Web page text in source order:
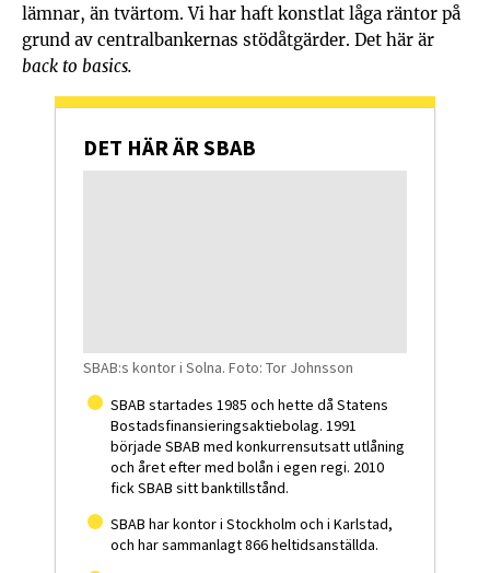
lämnar, än tvärtom. Vi har haft konstlat låga räntor på
grund av centralbankernas stödåtgärder. Det här är
back to basics.
DET HÄR ÄR SBAB
SBAB:s kontor i Solna. Foto: Tor Johnsson
SBAB startades 1985 och hette då Statens
Bostadsfinansieringsaktiebolag. 1991
började SBAB med konkurrensutsatt utlåning
och året efter med bolån i egen regi. 2010
fick SBAB sitt banktillstånd.
SBAB har kontor i Stockholm och i Karlstad,
och har sammanlagt 866 heltidsanställda.